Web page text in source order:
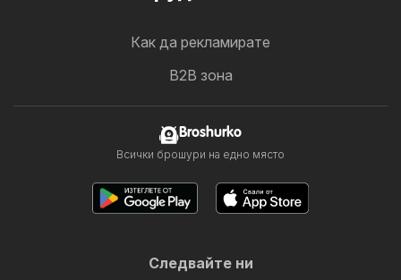
Как да рекламирате
B2B зона
Broshurko
Всички брошури на едно място
Следвайте ни